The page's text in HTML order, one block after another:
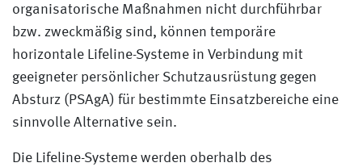
organisatorische Maßnahmen nicht durchführbar
bzw. zweckmäßig sind, können temporäre
horizontale Lifeline-Systeme in Verbindung mit
geeigneter persönlicher Schutzausrüstung gegen
Absturz (PSAgA) für bestimmte Einsatzbereiche eine
sinnvolle Alternative sein.
Die Lifeline-Systeme werden oberhalb des